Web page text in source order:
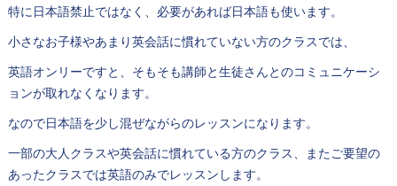
特に日本語禁止ではなく、必要があれば日本語も使います。
小さなお子様やあまり英会話に慣れていない方のクラスでは、
英語オンリーですと、そもそも講師と生徒さんとのコミュニケーシ
ョンが取れなくなります。
なので日本語を少し混ぜながらのレッスンになります。
一部の大人クラスや英会話に慣れている方のクラス、またご要望の
あったクラスでは英語のみでレッスンします。